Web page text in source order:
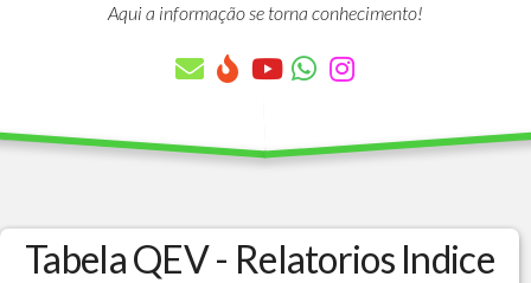
Aqui a informação se torna conhecimento!
Tabela QEV - Relatorios Indice